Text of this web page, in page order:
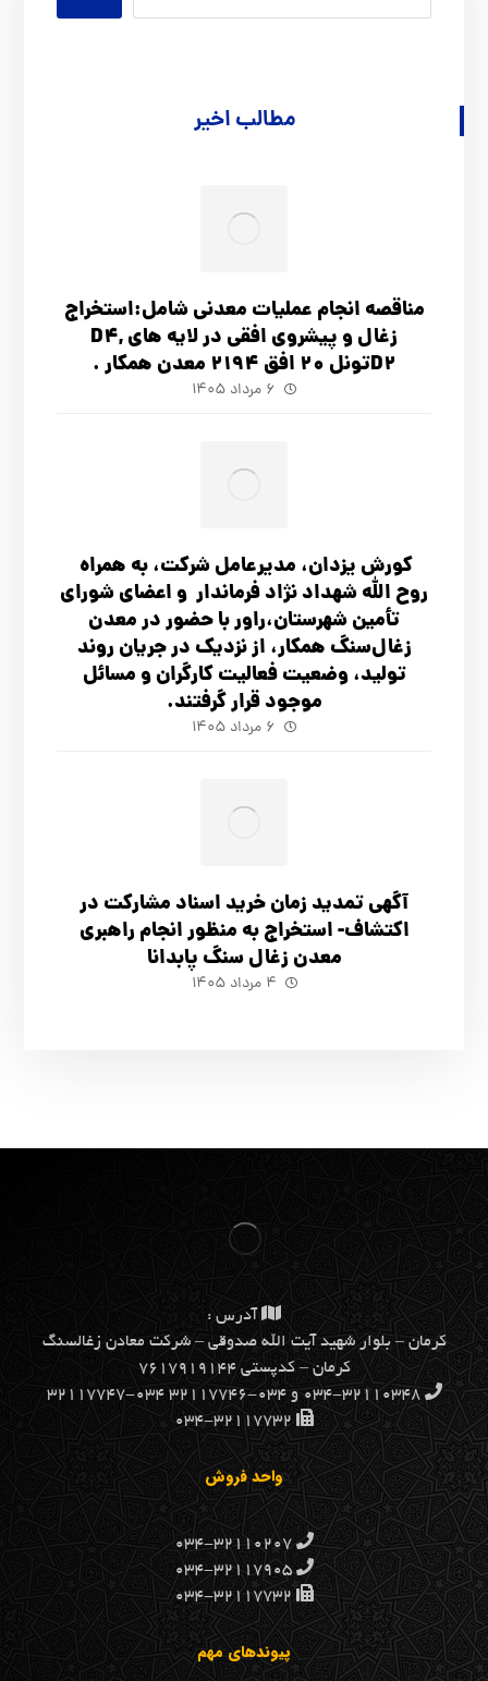
مطالب اخیر
مناقصه انجام عملیات معدنی شامل:استخراج
زغال و پیشروی افقی در لایه های D4,
D2تونل 20 افق 2194 معدن همکار .
۶ مرداد ۱۴۰۵
کورش یزدان، مدیرعامل شرکت، به همراه
روح الله شهداد نژاد فرماندار و اعضای شورای
تأ‌مین شهرستان،راور با حضور در معدن
زغال‌سنگ همکار، از نزدیک در جریان روند
تولید، وضعیت فعالیت کارگران و مسائل
موجود قرار گرفتند.
۶ مرداد ۱۴۰۵
آگهي تمدید زمان خرید اسناد مشارکت در
اکتشاف- استخراج به منظور انجام راهبری
معدن زغال سنگ پابدانا
۴ مرداد ۱۴۰۵
آدرس :
كرمان – بلوار شهيد آيت الله صدوقي – شركت معادن زغالسنگ
كرمان – کدپستی ۷۶۱۷۹۱۹۱۴۴
۰۳۴-۳۲۱۱۰۳۴۸ و ۰۳۴-۳۲۱۱۷۷۴۶ ۰۳۴-۳۲۱۱۷۷۴۷
۰۳۴-۳۲۱۱۷۷۳۲
واحد فروش
۰۳۴-۳۲۱۱۰۲۰۷
۰۳۴-۳۲۱۱۷۹۰۵
۰۳۴-۳۲۱۱۷۷۳۲
پیوندهای مهم